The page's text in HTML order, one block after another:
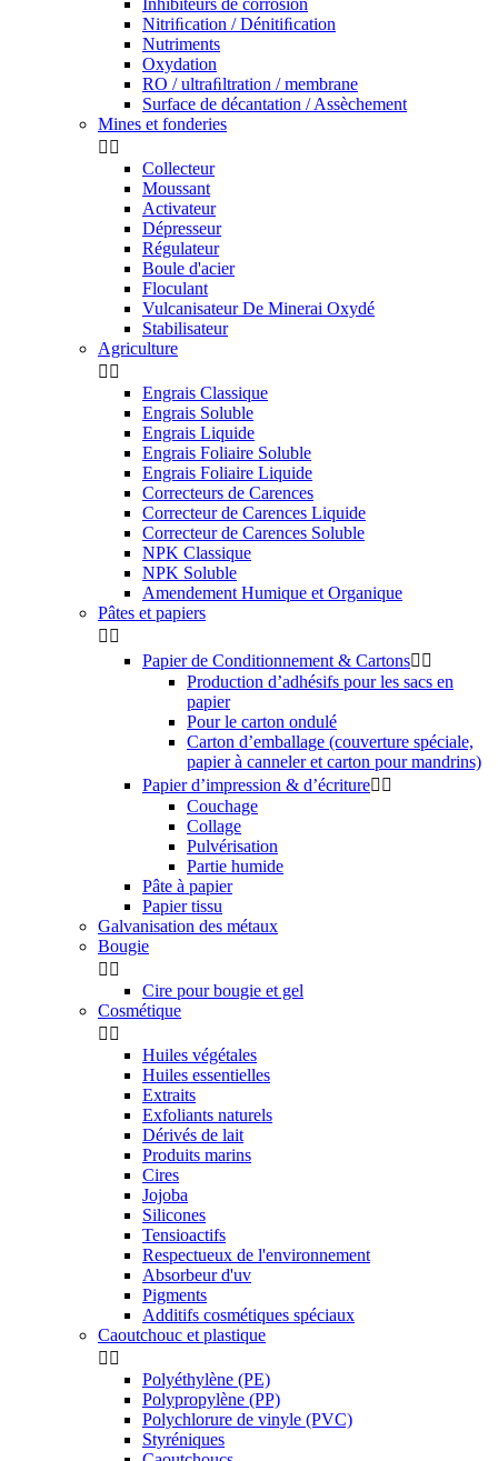
Inhibiteurs de corrosion
Nitriﬁcation / Dénitiﬁcation
Nutriments
Oxydation
RO / ultraﬁltration / membrane
Surface de décantation / Assèchement
Mines et fonderies
 
Collecteur
Moussant
Activateur
Dépresseur
Régulateur
Boule d'acier
Floculant
Vulcanisateur De Minerai Oxydé
Stabilisateur
Agriculture
 
Engrais Classique
Engrais Soluble
Engrais Liquide
Engrais Foliaire Soluble
Engrais Foliaire Liquide
Correcteurs de Carences
Correcteur de Carences Liquide
Correcteur de Carences Soluble
NPK Classique
NPK Soluble
Amendement Humique et Organique
Pâtes et papiers
 
Papier de Conditionnement & Cartons 
Production d’adhésifs pour les sacs en
papier
Pour le carton ondulé
Carton d’emballage (couverture spéciale,
papier à canneler et carton pour mandrins)
Papier d’impression & d’écriture 
Couchage
Collage
Pulvérisation
Partie humide
Pâte à papier
Papier tissu
Galvanisation des métaux
Bougie
 
Cire pour bougie et gel
Cosmétique
 
Huiles végétales
Huiles essentielles
Extraits
Exfoliants naturels
Dérivés de lait
Produits marins
Cires
Jojoba
Silicones
Tensioactifs
Respectueux de l'environnement
Absorbeur d'uv
Pigments
Additifs cosmétiques spéciaux
Caoutchouc et plastique
 
Polyéthylène (PE)
Polypropylène (PP)
Polychlorure de vinyle (PVC)
Styréniques